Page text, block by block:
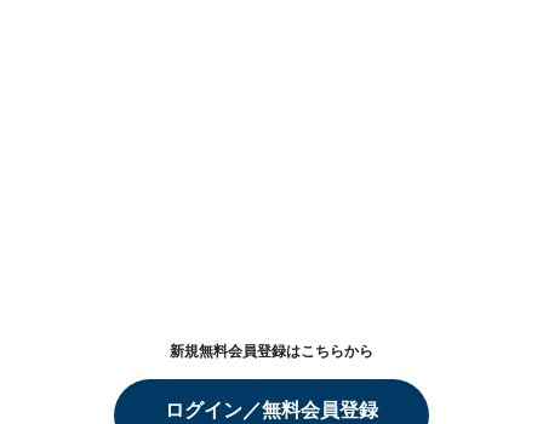
新規無料会員登録はこちらから
ログイン／無料会員登録